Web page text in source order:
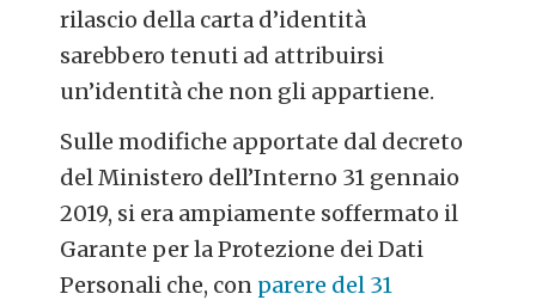
rilascio della carta d’identità
sarebbero tenuti ad attribuirsi
un’identità che non gli appartiene.
Sulle modifiche apportate dal decreto
del Ministero dell’Interno 31 gennaio
2019, si era ampiamente soffermato il
Garante per la Protezione dei Dati
Personali che, con parere del 31